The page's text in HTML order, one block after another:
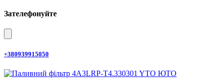
Зателефонуйте
+380939915050